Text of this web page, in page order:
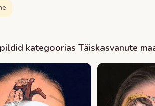
kategoorias Täiskasvanute